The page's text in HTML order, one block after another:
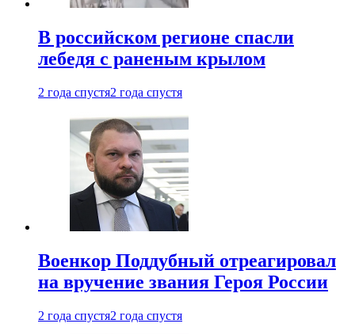
В российском регионе спасли
лебедя с раненым крылом
2 года спустя2 года спустя
Военкор Поддубный отреагировал
на вручение звания Героя России
2 года спустя2 года спустя